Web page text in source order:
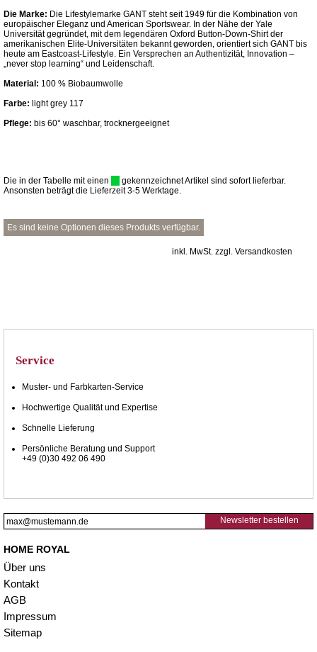
Die Marke: Die Lifestylemarke GANT steht seit 1949 für die Kombination von
europäischer Eleganz und American Sportswear. In der Nähe der Yale
Universität gegründet, mit dem legendären Oxford Button-Down-Shirt der
amerikanischen Elite-Universitäten bekannt geworden, orientiert sich GANT bis
heute am Eastcoast-Lifestyle. Ein Versprechen an Authentizität, Innovation –
„never stop learning“ und Leidenschaft.
Material: 100 % Biobaumwolle
Farbe: light grey 117
Pflege: bis 60° waschbar, trocknergeeignet
Die in der Tabelle mit einen
gekennzeichnet Artikel sind sofort lieferbar.
Ansonsten beträgt die Lieferzeit 3-5 Werktage.
Es sind keine Optionen dieses Produkts verfügbar.
inkl. MwSt. zzgl. Versandkosten
Service
Muster- und Farbkarten-Service
Hochwertige Qualität und Expertise
Schnelle Lieferung
Persönliche Beratung und Support
+49 (0)30 492 06 490
Newsletter bestellen
HOME ROYAL
Über uns
Kontakt
AGB
Impressum
Sitemap